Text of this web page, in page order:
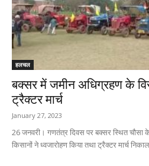
हलचल
बक्सर में जमीन अधिग्रहण के
ट्रैक्टर मार्च
January 27, 2023
26 जनवरी। गणतंत्र दिवस पर बक्सर स्थित चौसा
किसानों ने ध्वजारोहण किया तथा ट्रैक्टर मार्च